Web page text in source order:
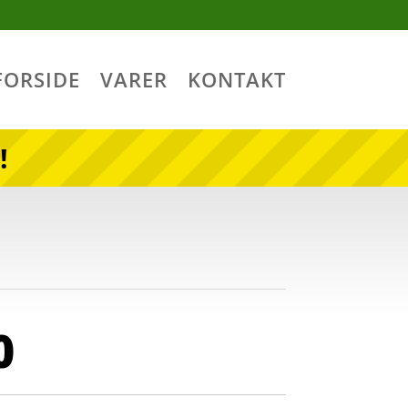
VARER KONTAKT